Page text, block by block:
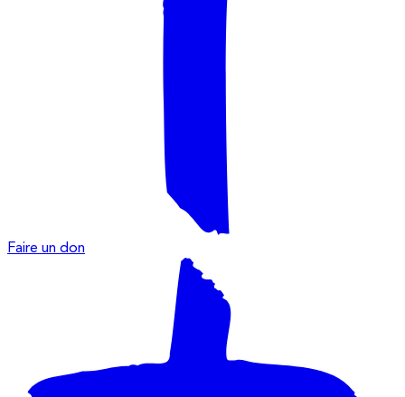
Faire un don